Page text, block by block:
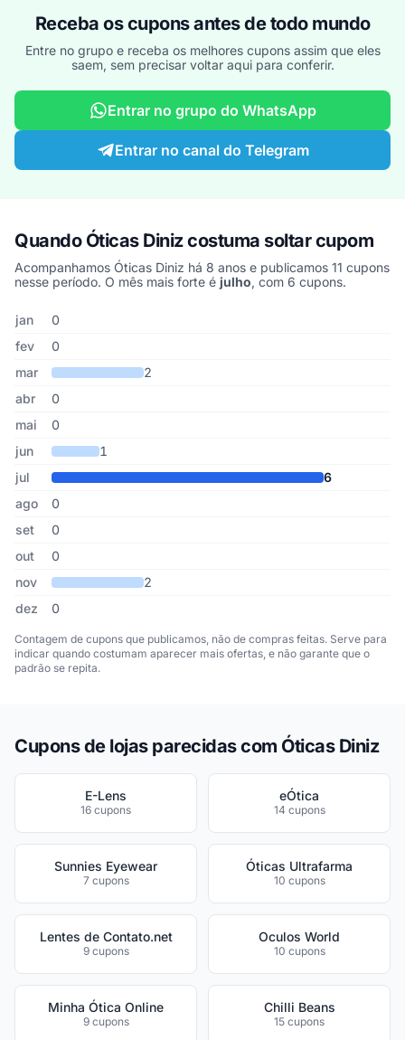
Receba os cupons antes de todo mundo
Entre no grupo e receba os melhores cupons assim que eles
saem, sem precisar voltar aqui para conferir.
Entrar no grupo do WhatsApp
Entrar no canal do Telegram
Quando Óticas Diniz costuma soltar cupom
Acompanhamos Óticas Diniz há 8 anos e publicamos 11 cupons
nesse período. O mês mais forte é julho, com 6 cupons.
Cupons de Óticas Diniz publicados por mês, somando os últimos
Mês Cupons publicados
jan
0
fev
0
mar
2
abr
0
mai
0
jun
1
jul
6
ago
0
set
0
out
0
nov
2
dez
0
Contagem de cupons que publicamos, não de compras feitas. Serve para
indicar quando costumam aparecer mais ofertas, e não garante que o
padrão se repita.
Cupons de lojas parecidas com Óticas Diniz
E-Lens
16 cupons
eÓtica
14 cupons
Sunnies Eyewear
7 cupons
Óticas Ultrafarma
10 cupons
Lentes de Contato.net
9 cupons
Oculos World
10 cupons
Minha Ótica Online
9 cupons
Chilli Beans
15 cupons